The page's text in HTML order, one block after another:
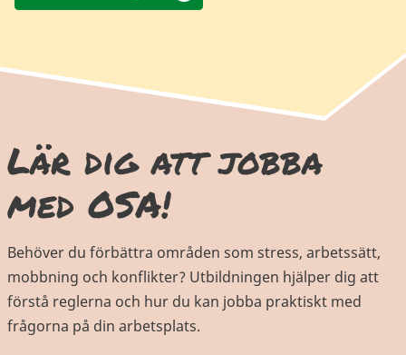
Lär dig att jobba
med OSA!
Behöver du förbättra områden som stress, arbetssätt,
mobbning och konflikter? Utbildningen hjälper dig att
förstå reglerna och hur du kan jobba praktiskt med
frågorna på din arbetsplats.